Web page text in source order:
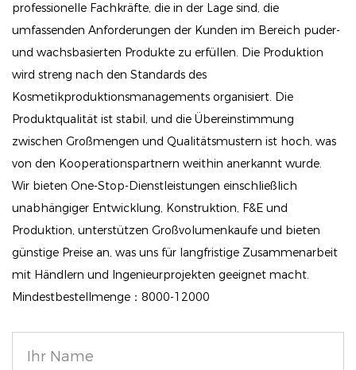
Schlaf verwendet werden.
Kann auch tagsüber als Lipgloss verwendet werden
und verleiht Ihren Lippen ein glänzendes rosa Finish
mit Beerengeschmack.
Saubere und einzigartige Formel:
Unsere Formel ist sauber, vegan und frei von
Parabenen und Sulfaten.
Angereichert mit Mineralöl, Rizinusöl und
macht Ihre Lippen weich und bereit für einen wahren
Liebeskuss.
Beliebt und beliebt:
Influencern.
professionelle Fachkräfte, die in der Lage sind, die
umfassenden Anforderungen der Kunden im Bereich puder-
und wachsbasierten Produkte zu erfüllen. Die Produktion
wird streng nach den Standards des
Kosmetikproduktionsmanagements organisiert. Die
Produktqualität ist stabil, und die Übereinstimmung
zwischen Großmengen und Qualitätsmustern ist hoch, was
von den Kooperationspartnern weithin anerkannt wurde.
Wir bieten One-Stop-Dienstleistungen einschließlich
unabhängiger Entwicklung, Konstruktion, F&E und
Produktion, unterstützen Großvolumenkaufe und bieten
günstige Preise an, was uns für langfristige Zusammenarbeit
mit Händlern und Ingenieurprojekten geeignet macht.
Mindestbestellmenge：8000-12000